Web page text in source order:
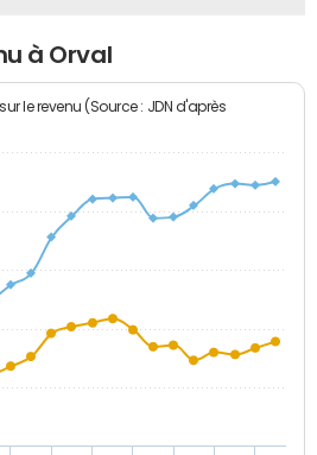
à Orval
le revenu (Source : JDN d'après